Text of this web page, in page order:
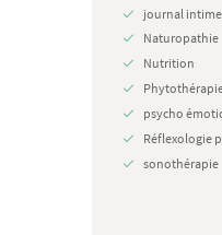
journal intime
Naturopathie
Nutrition
psycho
Réflexologie
sonothérapie